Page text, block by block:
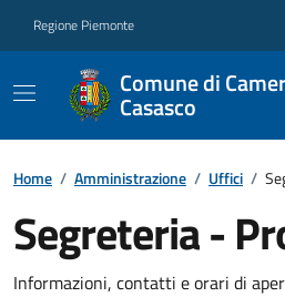
Regione Piemonte
Comune di
Casasco
Home / Amministrazione / Uffici /
Segreteria -
Informazioni, contatti e orari di